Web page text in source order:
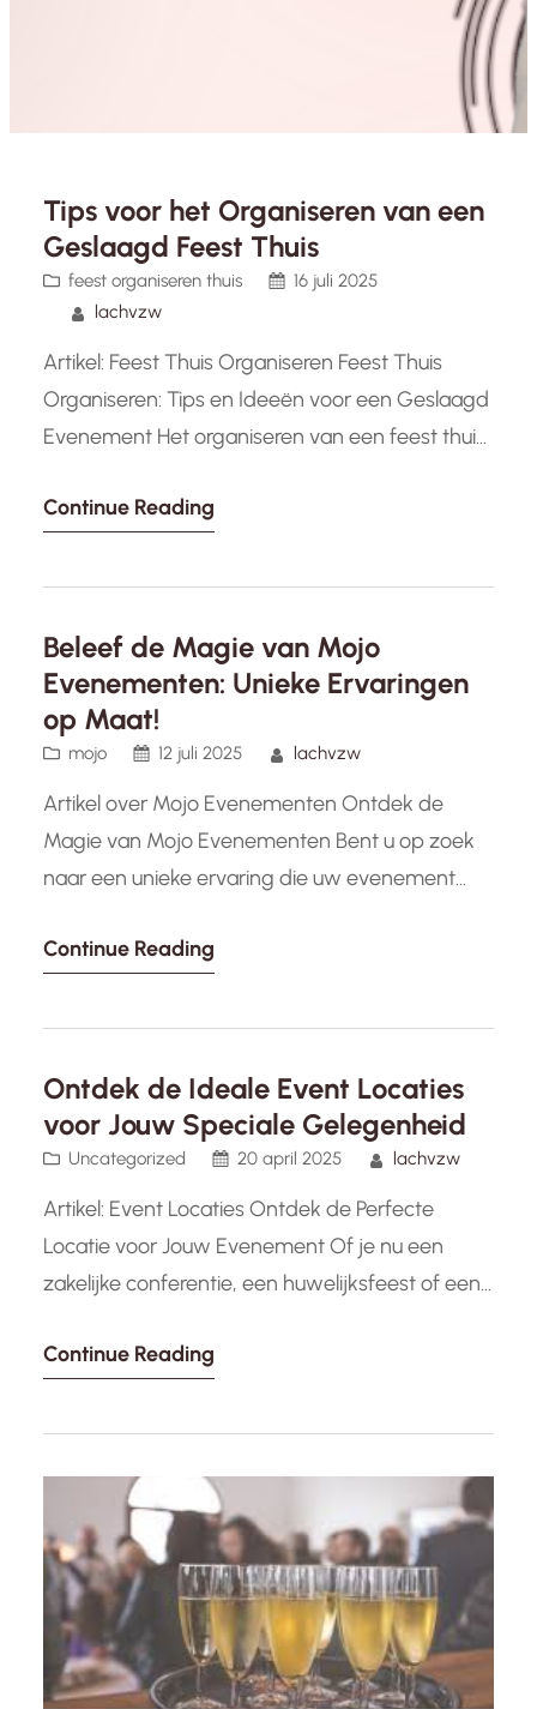
Tips voor het Organiseren van een
Geslaagd Feest Thuis
feest organiseren thuis
16 juli 2025
lachvzw
Artikel: Feest Thuis Organiseren Feest Thuis
Organiseren: Tips en Ideeën voor een Geslaagd
Evenement Het organiseren van een feest thuis
samen te komen met vrienden en familie. Of
housewarming of gewoon een spontane
creativiteit…
Continue Reading
Beleef de Magie van Mojo
Evenementen: Unieke Ervaringen
op Maat!
mojo 12 juli 2025 lachvzw
Artikel over Mojo Evenementen Ontdek de
Magie van Mojo Evenementen Bent u op zoek
naar een unieke ervaring die uw evenement
Mojo Evenementen, uw partner in het creëren
van uw dromen. Mojo Evenementen staat
oog…
Continue Reading
Ontdek de Ideale Event Locaties
voor Jouw Speciale Gelegenheid
Uncategorized 20 april 2025 lachvzw
Artikel: Event Locaties Ontdek de Perfecte
Locatie voor Jouw Evenement Of je nu een
zakelijke conferentie, een huwelijksfeest of een
de locatie speelt een cruciale rol in het succes
bepalen, gasten aantrekken en bijdragen aan
Continue Reading